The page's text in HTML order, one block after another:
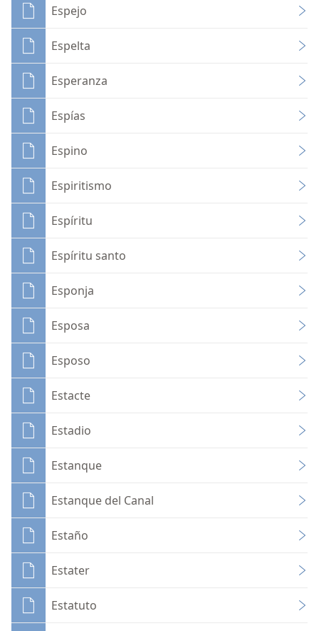
Espejo
Espelta
Esperanza
Espías
Espino
Espiritismo
Espíritu
Espíritu santo
Esponja
Esposa
Esposo
Estacte
Estadio
Estanque
Estanque del Canal
Estaño
Estater
Estatuto